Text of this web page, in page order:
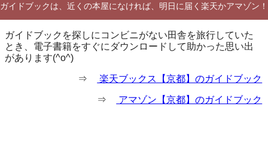
ガイドブックは、近くの本屋になければ、明日に届く楽天かアマゾン！
ガイドブックを探しにコンビニがない田舎を旅行していた
とき、電子書籍をすぐにダウンロードして助かった思い出
があります(^o^)
⇒ 楽天ブックス【京都】のガイドブック
⇒ アマゾン【京都】のガイドブック